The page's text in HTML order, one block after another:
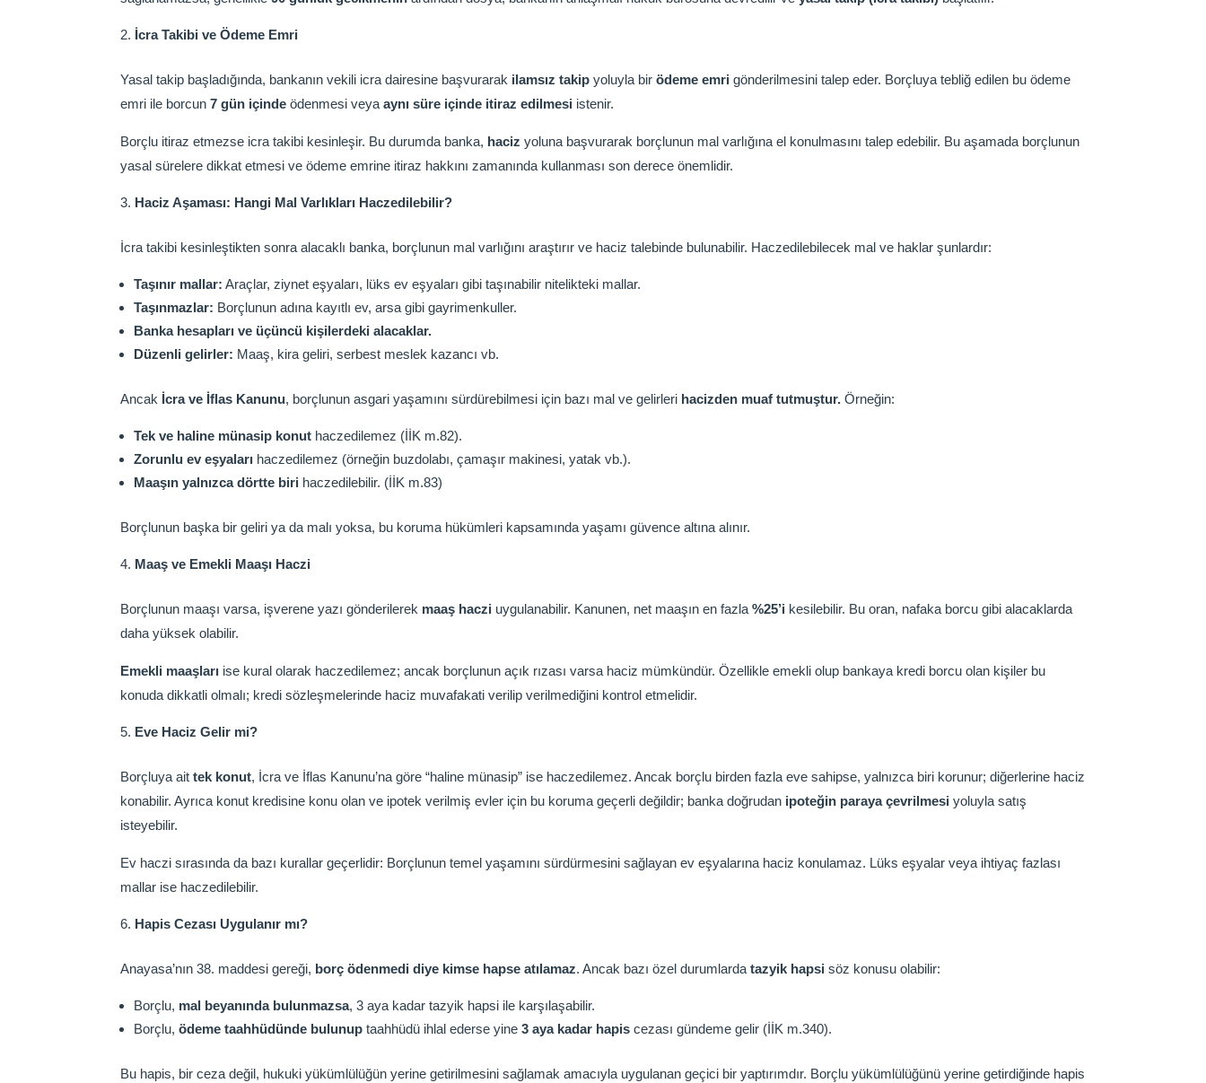
İcra Takibi ve Ödeme Emri
Yasal takip başladığında, bankanın vekili icra dairesine başvurarak ilamsız takip yoluyla birödeme emri gönderilmesini talep eder. Borçluya tebliğ edilen bu ödeme
emri ile borcun7 gün içinde ödenmesi veyaaynı süre içinde itiraz edilmesi istenir.
Borçlu itiraz etmezse icra takibi kesinleşir. Bu durumda banka, haciz yoluna başvurarak borçlunun mal varlığına el konulmasını talep edebilir. Bu aşamada borçlunun
yasal sürelere dikkat etmesi ve ödeme emrine itiraz hakkını zamanında kullanması son derece önemlidir.
Haciz Aşaması: Hangi Mal Varlıkları Haczedilebilir?
İcra takibi kesinleştikten sonra alacaklı banka, borçlunun mal varlığını araştırır ve haciz talebinde bulunabilir. Haczedilebilecek mal ve haklar şunlardır:
Taşınır mallar: Araçlar, ziynet eşyaları, lüks ev eşyaları gibi taşınabilir nitelikteki mallar.
Taşınmazlar: Borçlunun adına kayıtlı ev, arsa gibi gayrimenkuller.
Banka hesapları ve üçüncü kişilerdeki alacaklar.
Düzenli gelirler: Maaş, kira geliri, serbest meslek kazancı vb.
Ancak İcra ve İflas Kanunu, borçlunun asgari yaşamını sürdürebilmesi için bazı mal ve gelirleri hacizden muaf tutmuştur. Örneğin:
Tek ve haline münasip konut haczedilemez (İİK m.82).
Zorunlu ev eşyaları haczedilemez (örneğin buzdolabı, çamaşır makinesi, yatak vb.).
Maaşın yalnızca dörtte biri haczedilebilir. (İİK m.83)
Borçlunun başka bir geliri ya da malı yoksa, bu koruma hükümleri kapsamında yaşamı güvence altına alınır.
Maaş ve Emekli Maaşı Haczi
Borçlunun maaşı varsa, işverene yazı gönderilerek maaş haczi uygulanabilir. Kanunen, net maaşın en fazla%25’i kesilebilir. Bu oran, nafaka borcu gibi alacaklarda
daha yüksek olabilir.
Emekli maaşları ise kural olarak haczedilemez; ancak borçlunun açık rızası varsa haciz mümkündür. Özellikle emekli olup bankaya kredi borcu olan kişiler bu
konuda dikkatli olmalı; kredi sözleşmelerinde haciz muvafakati verilip verilmediğini kontrol etmelidir.
Eve Haciz Gelir mi?
Borçluya aittek konut, İcra ve İflas Kanunu’na göre “haline münasip” ise haczedilemez. Ancak borçlu birden fazla eve sahipse, yalnızca biri korunur; diğerlerine haciz
konabilir. Ayrıca konut kredisine konu olan ve ipotek verilmiş evler için bu koruma geçerli değildir; banka doğrudan ipoteğin paraya çevrilmesi yoluyla satış
isteyebilir.
Ev haczi sırasında da bazı kurallar geçerlidir: Borçlunun temel yaşamını sürdürmesini sağlayan ev eşyalarına haciz konulamaz. Lüks eşyalar veya ihtiyaç fazlası
mallar ise haczedilebilir.
Hapis Cezası Uygulanır mı?
Anayasa’nın 38. maddesi gereği, borç ödenmedi diye kimse hapse atılamaz. Ancak bazı özel durumlardatazyik hapsi söz konusu olabilir:
Borçlu, mal beyanında bulunmazsa, 3 aya kadar tazyik hapsi ile karşılaşabilir.
Borçlu,ödeme taahhüdünde bulunup taahhüdü ihlal ederse yine3 aya kadar hapis cezası gündeme gelir (İİK m.340).
Bu hapis, bir ceza değil, hukuki yükümlülüğün yerine getirilmesini sağlamak amacıyla uygulanan geçici bir yaptırımdır. Borçlu yükümlülüğünü yerine getirdiğinde hapis